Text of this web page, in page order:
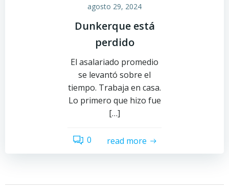
agosto 29, 2024
Dunkerque está
perdido
El asalariado promedio
se levantó sobre el
tiempo. Trabaja en casa.
Lo primero que hizo fue
[…]
0 read more